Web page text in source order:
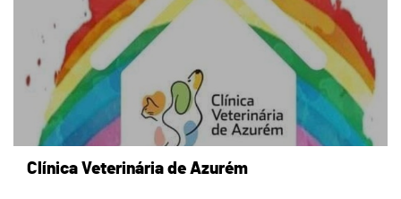
Clínica Veterinária de Azurém